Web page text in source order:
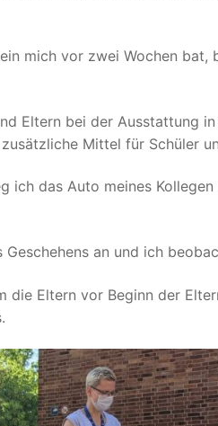
mich vor zwei Wochen bat,
Eltern bei der Ausstattung
Mittel für Schüler
das Auto meines
an und ich
Eltern vor Beginn der